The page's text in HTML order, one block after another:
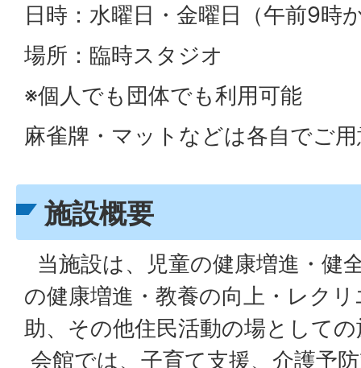
日時：水曜日・金曜日（午前9時
場所：臨時スタジオ
※個人でも団体でも利用可能
麻雀牌・マットなどは各自でご
施設概要
当施設は、児童の健康増進・健
の健康増進・教養の向上・レク
助、その他住民活動の場として
会館では、子育て支援、介護予